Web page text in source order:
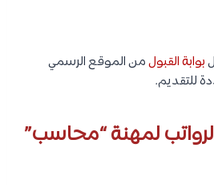
بوابة القبولمن الموقع الرسمي
للتقديم.
لمهنة “محاسب”